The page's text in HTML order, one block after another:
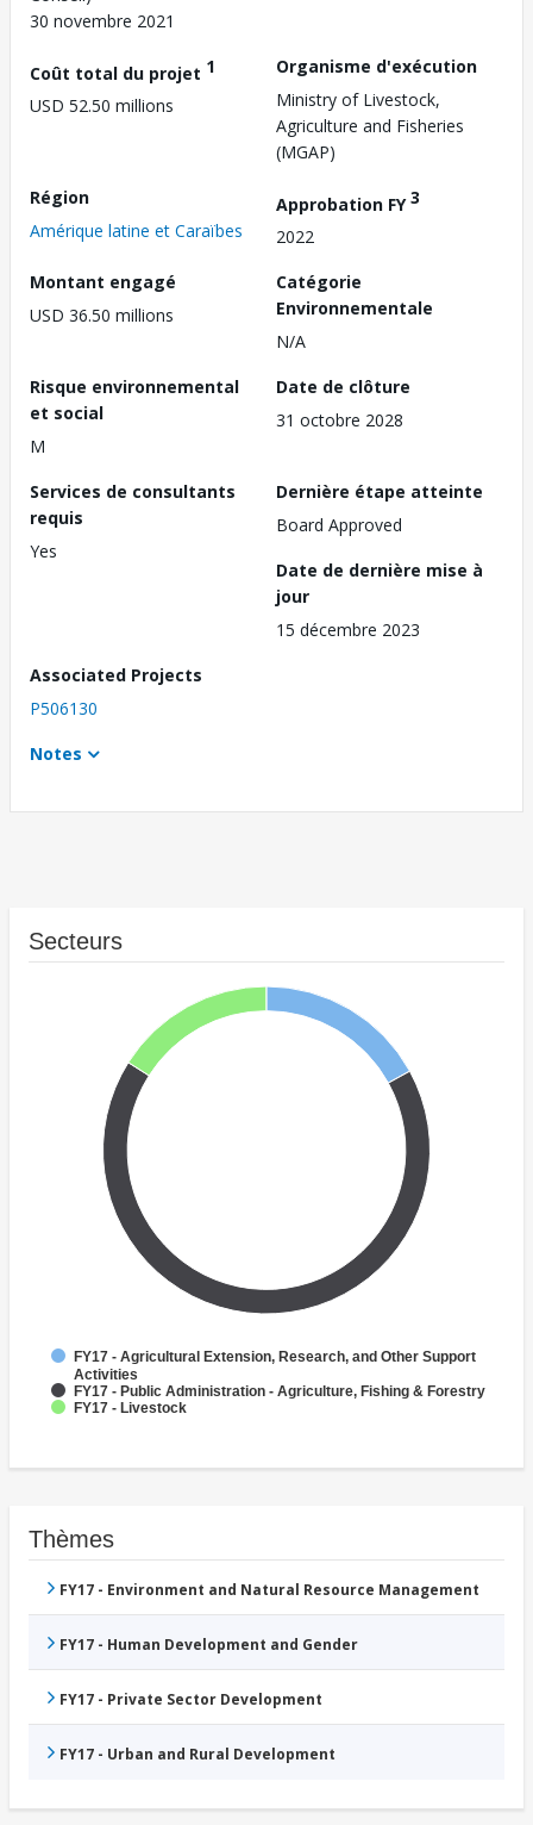
30 novembre 2021
Coût total du projet 1
USD 52.50 millions
Organisme d'exécution
Ministry of Livestock,
Agriculture and Fisheries
(MGAP)
Région
Amérique latine et Caraïbes
Approbation FY3
2022
Montant engagé
USD 36.50 millions
Catégorie
Environnementale
N/A
Risque environnemental
et social
M
Date de clôture
31 octobre 2028
Services de consultants
requis
Yes
Dernière étape atteinte
Board Approved
Date de dernière mise à
jour
15 décembre 2023
Associated Projects
P506130
Notes
Secteurs
FY17 - Agricultural Extension, Research, and Other Support
Activities
FY17 - Public Administration - Agriculture, Fishing & Forestry
FY17 - Livestock
Thèmes
FY17 - Environment and Natural Resource Management
FY17 - Human Development and Gender
FY17 - Private Sector Development
FY17 - Urban and Rural Development